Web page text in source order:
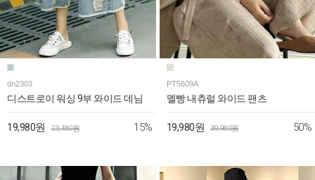
dn2303
디스트로이 워싱 9부 와이드 데님
19,980원 23,480원 15%
PT5609A
멜빵 내츄럴 와이드 팬츠
19,980원 39,980원 50%